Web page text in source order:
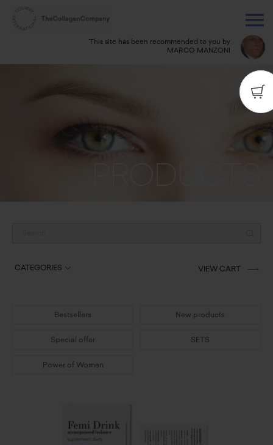
This site has been recommended to you by
MARCO MANZONI
PRODUCTS
VIEW CART
CATEGORIES
Bestsellers New products
Special offer SETS
Power of Women